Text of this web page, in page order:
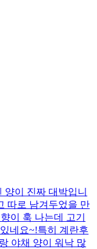
이 진짜 대박입니
따로 남겨두었을 만
이 훅 나는데 고기
네요~!특히 계란후
야채 양이 워낙 많